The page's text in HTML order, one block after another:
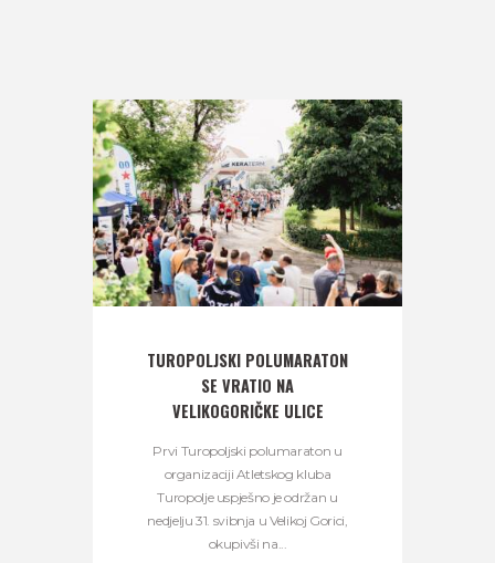
TUROPOLJSKI POLUMARATON
SE VRATIO NA
VELIKOGORIČKE ULICE
Prvi Turopoljski polumaraton u
organizaciji Atletskog kluba
Turopolje uspješno je održan u
nedjelju 31. svibnja u Velikoj Gorici,
okupivši na...